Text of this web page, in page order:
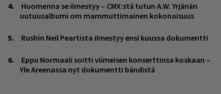
Huomenna se ilmestyy – CMX:stä tutun A.W. Yrjänän
uutuusalbumi om mammuttimainen kokonaisuus
Rushin Neil Peartista ilmestyy ensi kuussa dokumentti
Eppu Normaali soitti viimeisen konserttinsa koskaan –
Yle Areenassa nyt dokumentti bändistä